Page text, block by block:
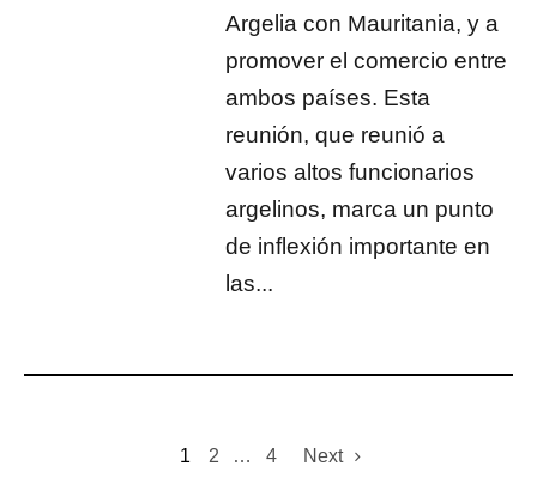
Argelia con Mauritania, y a
promover el comercio entre
ambos países. Esta
reunión, que reunió a
varios altos funcionarios
argelinos, marca un punto
de inflexión importante en
las...
1 2 … 4 Next